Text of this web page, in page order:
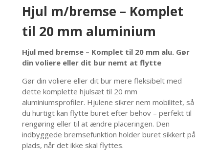
Hjul m/bremse – Komplet
til 20 mm aluminium
Hjul med bremse – Komplet til 20 mm alu. Gør
din voliere eller dit bur nemt at flytte
Gør din voliere eller dit bur mere fleksibelt med
dette komplette hjulsæt til 20 mm
aluminiumsprofiler. Hjulene sikrer nem mobilitet, så
du hurtigt kan flytte buret efter behov – perfekt til
rengøring eller til at ændre placeringen. Den
indbyggede bremsefunktion holder buret sikkert på
plads, når det ikke skal flyttes.